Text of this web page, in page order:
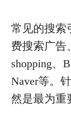
常见的搜索
费搜索广告
shopping、
Naver等。
然是最为重